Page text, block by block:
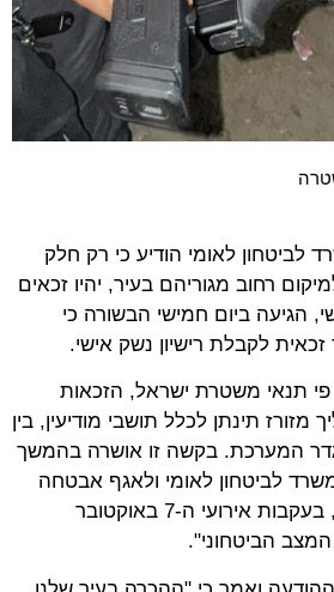
לביטחון לאומי הודיע כי רק חלק
רחוב מגוריהם בעיר, יהיו זכאים
הגיעה ביום חמישי הבשורה כי
זכאית לקבלת רישיון נשק אישי.
פי תנאי משטרת ישראל, הזכאות
מזורז תינתן לכלל תושבי מודיעין, בין
המערכת. בקשה זו אושרה בהמשך
לביטחון לאומי ולאגף אבטחה
ורישוי במשטרת ישראל, בעקבות אירועי ה-7 באוקטובר
הביטחוני".